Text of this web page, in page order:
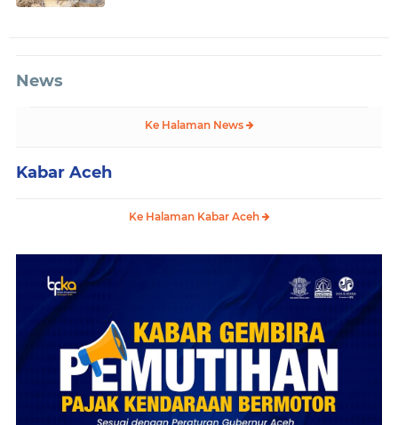
News
Ke Halaman News
Kabar Aceh
Ke Halaman Kabar Aceh